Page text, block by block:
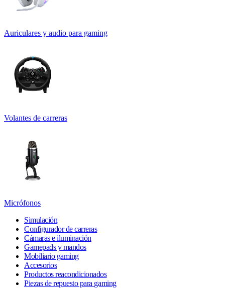
Auriculares y audio para gaming
Volantes de carreras
Micrófonos
Simulación
Configurador de carreras
Cámaras e iluminación
Gamepads y mandos
Mobiliario gaming
Accesorios
Productos reacondicionados
Piezas de repuesto para gaming